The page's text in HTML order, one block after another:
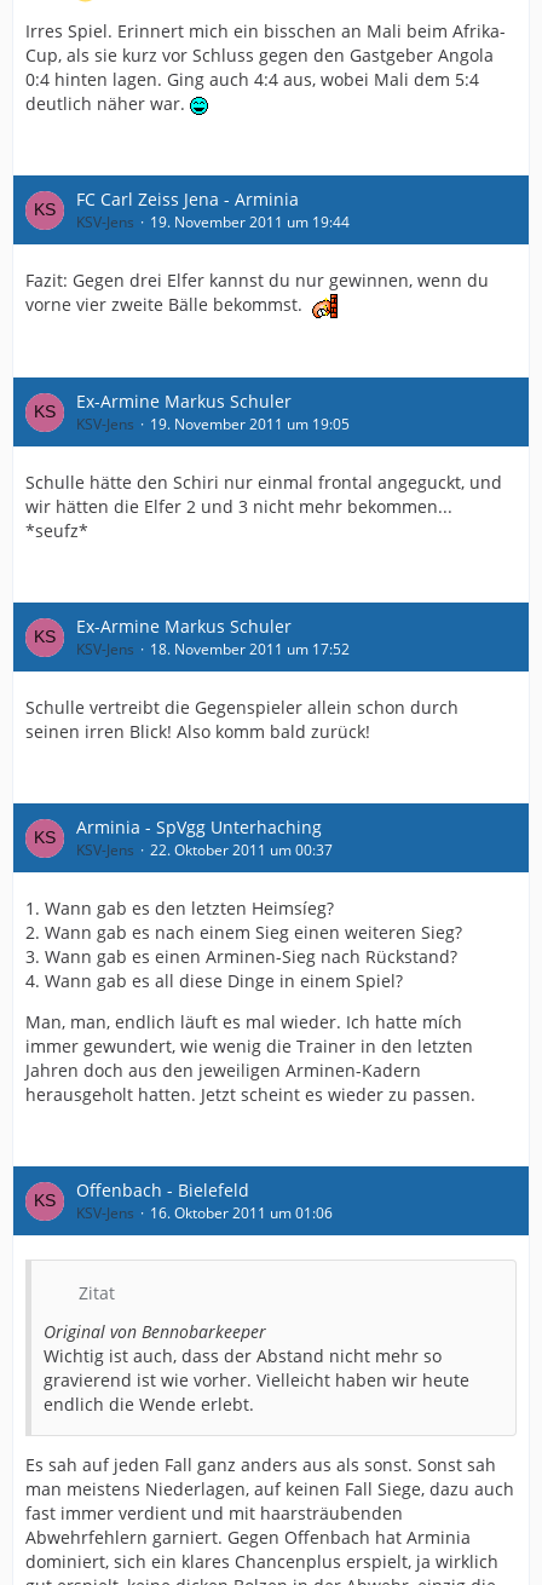
Irres Spiel. Erinnert mich ein bisschen an Mali beim Afrika-
Cup, als sie kurz vor Schluss gegen den Gastgeber Angola
0:4 hinten lagen. Ging auch 4:4 aus, wobei Mali dem 5:4
deutlich näher war.
FC Carl Zeiss Jena - Arminia
KSV-Jens 19. November 2011 um 19:44
Fazit: Gegen drei Elfer kannst du nur gewinnen, wenn du
vorne vier zweite Bälle bekommst.
Ex-Armine Markus Schuler
KSV-Jens 19. November 2011 um 19:05
Schulle hätte den Schiri nur einmal frontal angeguckt, und
wir hätten die Elfer 2 und 3 nicht mehr bekommen...
*seufz*
Ex-Armine Markus Schuler
KSV-Jens 18. November 2011 um 17:52
Schulle vertreibt die Gegenspieler allein schon durch
seinen irren Blick! Also komm bald zurück!
Arminia - SpVgg Unterhaching
KSV-Jens 22. Oktober 2011 um 00:37
1. Wann gab es den letzten Heimsíeg?
2. Wann gab es nach einem Sieg einen weiteren Sieg?
3. Wann gab es einen Arminen-Sieg nach Rückstand?
4. Wann gab es all diese Dinge in einem Spiel?
Man, man, endlich läuft es mal wieder. Ich hatte mích
immer gewundert, wie wenig die Trainer in den letzten
Jahren doch aus den jeweiligen Arminen-Kadern
herausgeholt hatten. Jetzt scheint es wieder zu passen.
Offenbach - Bielefeld
KSV-Jens 16. Oktober 2011 um 01:06
Zitat
Original von Bennobarkeeper
Wichtig ist auch, dass der Abstand nicht mehr so
gravierend ist wie vorher. Vielleicht haben wir heute
endlich die Wende erlebt.
Es sah auf jeden Fall ganz anders aus als sonst. Sonst sah
man meistens Niederlagen, auf keinen Fall Siege, dazu auch
fast immer verdient und mit haarsträubenden
Abwehrfehlern garniert. Gegen Offenbach hat Arminia
dominiert, sich ein klares Chancenplus erspielt, ja wirklich